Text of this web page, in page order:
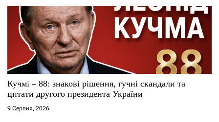
а
с
і
в
Кучмі – 88: знакові рішення, гучні скандали та
цитати другого президента України
9 Серпня, 2026